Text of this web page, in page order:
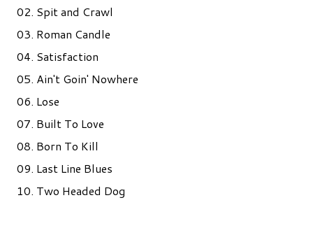
02. Spit and Crawl
03. Roman Candle
04. Satisfaction
05. Ain't Goin' Nowhere
06. Lose
07. Built To Love
08. Born To Kill
09. Last Line Blues
10. Two Headed Dog